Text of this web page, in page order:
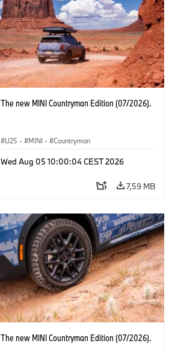
The new MINI Countryman Edition (07/2026).
U25 · MINI · Countryman
Wed Aug 05 10:00:04 CEST 2026
7,59 MB
The new MINI Countryman Edition (07/2026).